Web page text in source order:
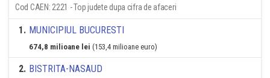
Cod CAEN: 2221 - Top judete dupa cifra de afaceri
1. MUNICIPIUL BUCURESTI
674,8 milioane lei (153,4 milioane euro)
2. BISTRITA-NASAUD